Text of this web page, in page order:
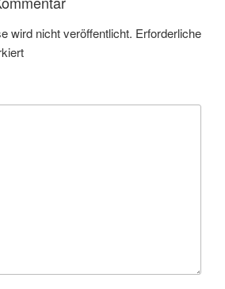
wird nicht veröffentlicht. Erforderliche